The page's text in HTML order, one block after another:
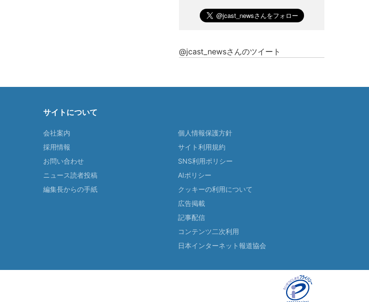
@jcast_newsさんのツイート
サイトについて
会社案内
採用情報
お問い合わせ
ニュース読者投稿
編集長からの手紙
個人情報保護方針
サイト利用規約
SNS利用ポリシー
AIポリシー
クッキーの利用について
広告掲載
記事配信
コンテンツ二次利用
日本インターネット報道協会